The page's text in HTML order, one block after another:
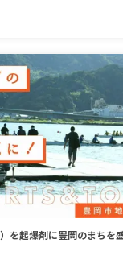
を起爆剤に豊岡のまちを